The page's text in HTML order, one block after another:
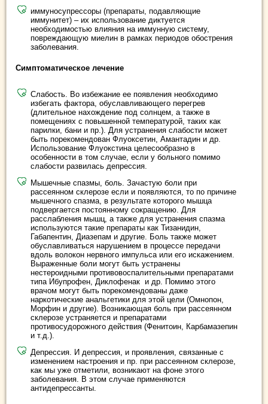
иммуносупрессоры (препараты, подавляющие
иммунитет) – их использование диктуется
необходимостью влияния на иммунную систему,
повреждающую миелин в рамках периодов обострения
заболевания.
Симптоматическое лечение
Слабость. Во избежание ее появления необходимо
избегать фактора, обуславливающего перегрев
(длительное нахождение под солнцем, а также в
помещениях с повышенной температурой, таких как
парилки, бани и пр.). Для устранения слабости может
быть порекомендован Флуоксетин, Амантадин и др.
Использование Флуокстина целесообразно в
особенности в том случае, если у больного помимо
слабости развилась депрессия.
Мышечные спазмы, боль. Зачастую боли при
рассеянном склерозе если и появляются, то по причине
мышечного спазма, в результате которого мышца
подвергается постоянному сокращению. Для
расслабления мышц, а также для устранения спазма
используются такие препараты как Тизанидин,
Габапентин, Диазепам и другие. Боль также может
обуславливаться нарушением в процессе передачи
вдоль волокон нервного импульса или его искажением.
Выраженные боли могут быть устранены
нестероидными противовоспалительными препаратами
типа Ибупрофен, Диклофенак и др. Помимо этого
врачом могут быть порекомендованы даже
наркотические анальгетики для этой цели (Омнопон,
Морфин и другие). Возникающая боль при рассеянном
склерозе устраняется и препаратами
противосудорожного действия (Фенитоин, Карбамазепин
и т.д.).
Депрессия. И депрессия, и проявления, связанные с
изменением настроения и пр. при рассеянном склерозе,
как мы уже отметили, возникают на фоне этого
заболевания. В этом случае применяются
антидепрессанты.